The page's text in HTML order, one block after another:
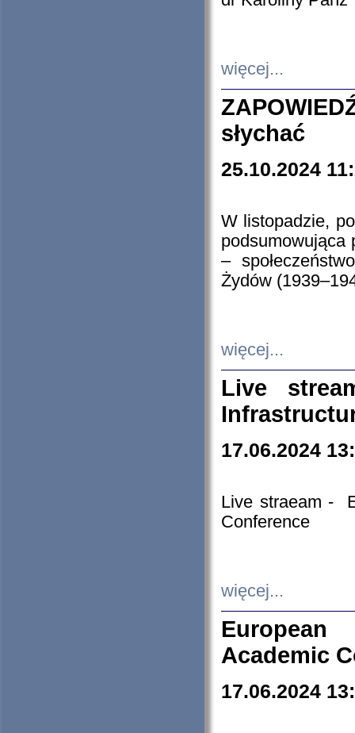
więcej...
słychać
25.10.2024
W listopadzie,
podsumowująca
–
Żydów
więcej...
Live
17.06.2024
Live straeam -
Conference
więcej...
European
Academic
17.06.2024